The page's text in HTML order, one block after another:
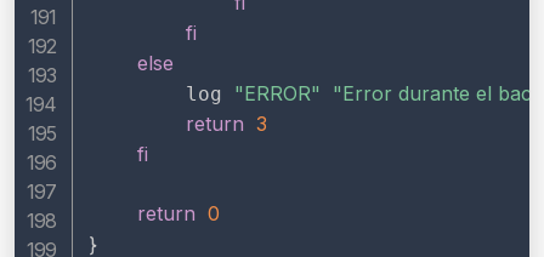
fi
else
        log
"ERROR"
"Error durante el
return 3
fi
return 0
}